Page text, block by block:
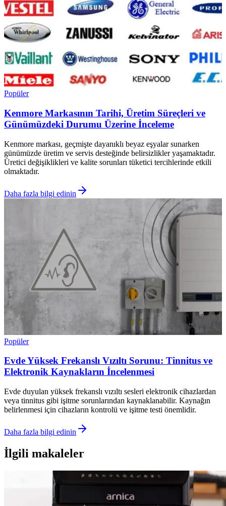
Popüler
Kenmore Markasının Tarihi, Üretim Süreçleri ve
Günümüzdeki Durumu Üzerine İnceleme
Kenmore markası, geçmişte dayanıklı beyaz eşyalar sunarken
günümüzde üretim ve servis desteğinde belirsizlikler yaşamaktadır.
Üretici değişiklikleri ve kalite sorunları tüketici tercihlerinde etkili
olmaktadır.
Daha fazla bilgi edinin
Popüler
Evde Yüksek Frekanslı Vızıltı Sorunu: Tinnitus ve
Elektronik Kaynakların İncelenmesi
Evde duyulan yüksek frekanslı vızıltı sesleri elektronik cihazlardan
veya tinnitus gibi işitme sorunlarından kaynaklanabilir. Kaynağın
belirlenmesi için cihazların kontrolü ve işitme testi önemlidir.
Daha fazla bilgi edinin
İlgili makaleler